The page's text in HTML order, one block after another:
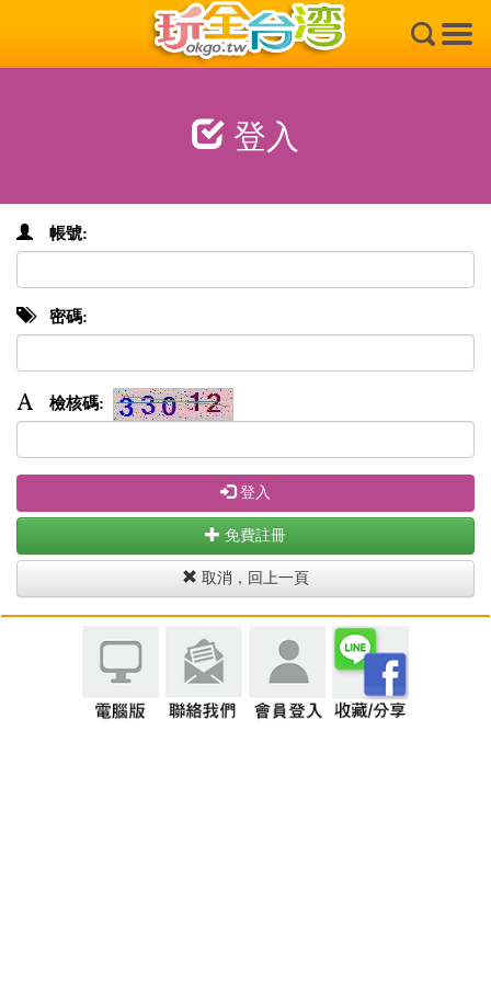
×
登入
帳號:
密碼:
檢核碼:
登入
免費註冊
取消，回上一頁